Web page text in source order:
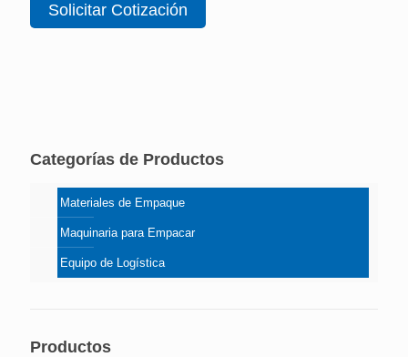
Solicitar Cotización
Categorías de Productos
Materiales de Empaque
Maquinaria para Empacar
Equipo de Logística
Productos